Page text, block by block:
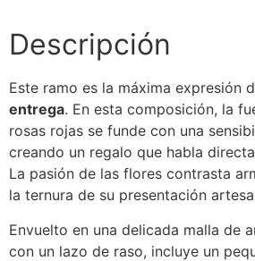
Descripción
Este ramo es la máxima expresión
entrega. En esta composición, la
rosas rojas se funde con una
creando un regalo que habla
La pasión de las flores contrasta
la ternura de su presentación
Envuelto en una delicada malla de
con un lazo de raso, incluye un